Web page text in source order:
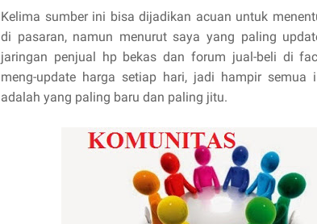
Kelima sumber ini bisa dijadikan acuan untuk
di pasaran, namun menurut saya yang paling
jaringan penjual hp bekas dan forum jual-beli di
meng-update harga setiap hari, jadi hampir semua
adalah yang paling baru dan paling jitu.